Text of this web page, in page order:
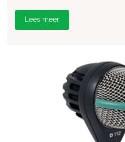
Lees meer